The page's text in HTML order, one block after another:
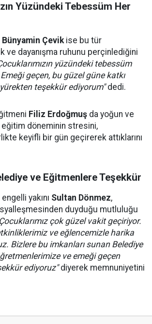
Yüzündeki Tebessüm Her
Bünyamin Çevikise bu tür
ve dayanışma ruhunu perçinlediğini
yüzündeki tebessüm
geçen, bu güzel güne katkı
teşekkür ediyorum"dedi.
Filiz Erdoğmuş da yoğun ve
döneminin stresini,
keyifli bir gün geçirerek attıklarını
ve Eğitmenlere Teşekkür
yakını Sultan Dönmez,
duyduğu mutluluğu
çok güzel vakit geçiriyor.
ve eğlencemizle harika
Bizlere bu imkanları sunan Belediye
ve emeği geçen
ediyoruz"diyerek memnuniyetini